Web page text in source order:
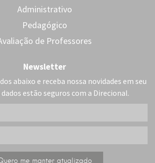
Administrativo
Pedagógico
de Professores
Newsletter
abaixo e receba nossa novidades em seu
dados estão seguros com a Direcional.